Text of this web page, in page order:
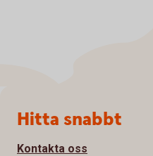
Sidfot
Hitta snabbt
Kontakta oss